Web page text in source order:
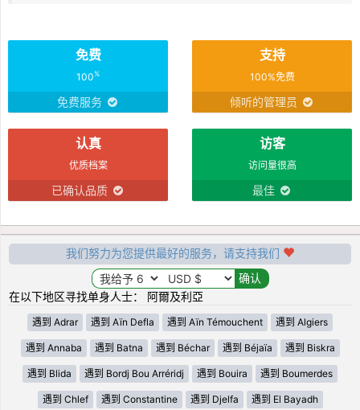
免费
100%
免费服务
支持
100%免费
倾听的管理员
认真
优质档案
已确认品质
访客
访问量很高
最佳
我们努力为您提供最好的服务，请支持我们
在以下地区寻找单身人士： 阿爾及利亞
遇到 Adrar 遇到 Aïn Defla 遇到 Aïn Témouchent 遇到 Algiers
遇到 Annaba 遇到 Batna 遇到 Béchar 遇到 Béjaïa 遇到 Biskra
遇到 Blida 遇到 Bordj Bou Arréridj 遇到 Bouira 遇到 Boumerdes
遇到 Chlef 遇到 Constantine 遇到 Djelfa 遇到 El Bayadh